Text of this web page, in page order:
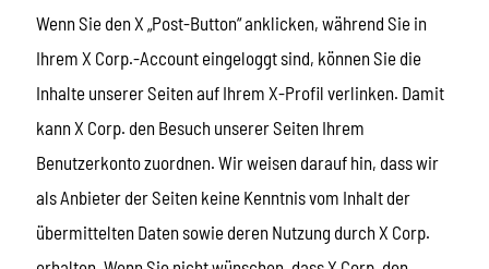
Wenn Sie den X „Post-Button“ anklicken, während Sie in
Ihrem X Corp.-Account eingeloggt sind, können Sie die
Inhalte unserer Seiten auf Ihrem X-Profil verlinken. Damit
kann X Corp. den Besuch unserer Seiten Ihrem
Benutzerkonto zuordnen. Wir weisen darauf hin, dass wir
als Anbieter der Seiten keine Kenntnis vom Inhalt der
übermittelten Daten sowie deren Nutzung durch X Corp.